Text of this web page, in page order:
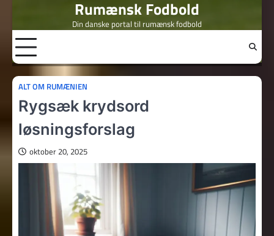
content
Rumænsk Fodbold
Din danske portal til rumænsk fodbold
ALT OM RUMÆNIEN
Rygsæk krydsord
løsningsforslag
oktober 20, 2025